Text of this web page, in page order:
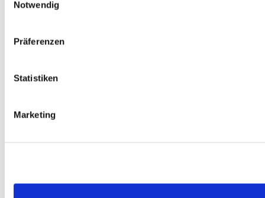
Notwendig
Präferenzen
Statistiken
Marketing